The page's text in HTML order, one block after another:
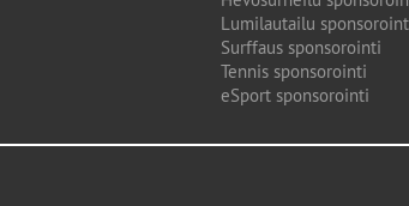
Lumilautailu
Surffaus sponsorointi
Tennis sponsorointi
eSport sponsorointi